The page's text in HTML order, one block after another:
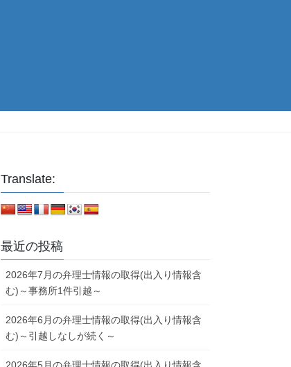
Translate:
最近の投稿
2026年7月の弁理士情報の取得(出入り情報含
む)～事務所1件引越～
2026年6月の弁理士情報の取得(出入り情報含
む)～引越しなしが続く～